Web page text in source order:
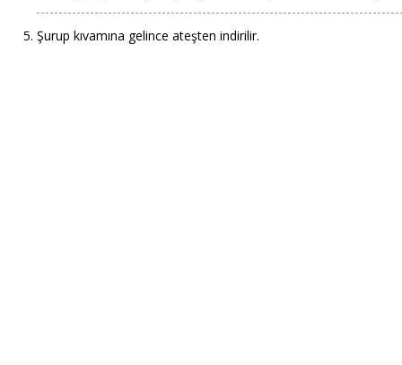
Şurup kıvamına gelince ateşten indirilir.